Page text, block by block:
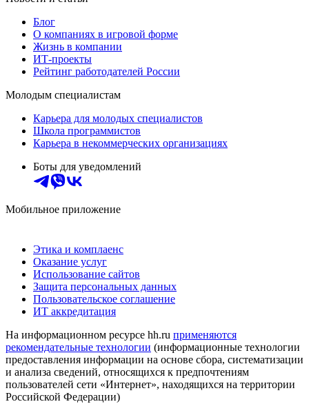
Блог
О компаниях в игровой форме
Жизнь в компании
ИТ-проекты
Рейтинг работодателей России
Молодым специалистам
Карьера для молодых специалистов
Школа программистов
Карьера в некоммерческих организациях
Боты для уведомлений
Мобильное приложение
Этика и комплаенс
Оказание услуг
Использование сайтов
Защита персональных данных
Пользовательское соглашение
ИТ аккредитация
На информационном ресурсе hh.ru применяются
рекомендательные технологии (информационные технологии
предоставления информации на основе сбора, систематизации
и анализа сведений, относящихся к предпочтениям
пользователей сети «Интернет», находящихся на территории
Российской Федерации)